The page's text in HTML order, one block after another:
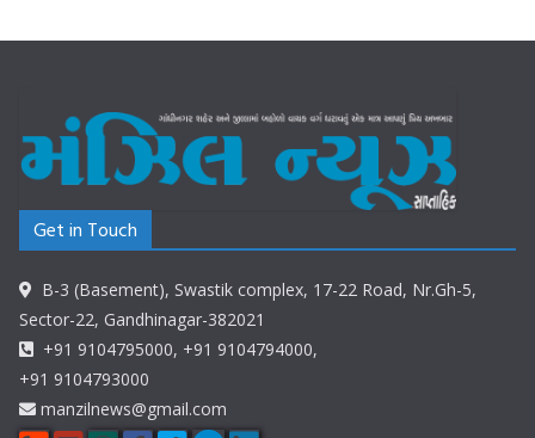
Get in Touch
B-3 (Basement), Swastik complex, 17-22 Road, Nr.Gh-5,
Sector-22, Gandhinagar-382021
+91 9104795000, +91 9104794000,
+91 9104793000
manzilnews@gmail.com